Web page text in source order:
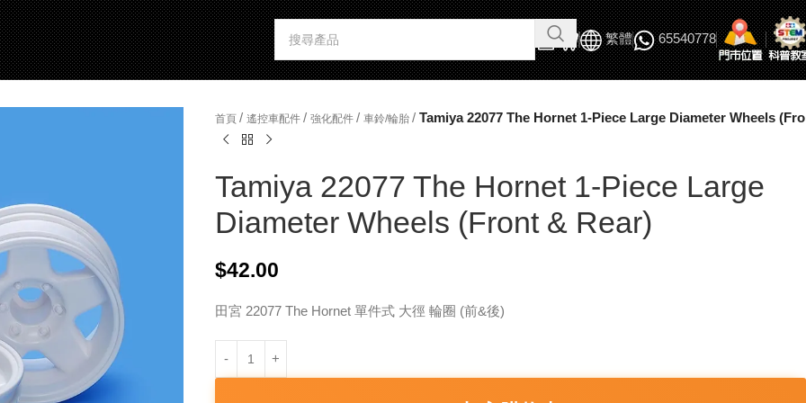
繁體 65540778
首頁 / 遙控車配件 / 強化配件 / 車鈴/輪胎 / Tamiya 22077 The Hornet 1-Piece Large Diameter Wheels
Tamiya 22077 The Hornet 1-Piece Large
Diameter Wheels (Front & Rear)
$42.00
田宮 22077 The Hornet 單件式 大徑 輪圈 (前&後)